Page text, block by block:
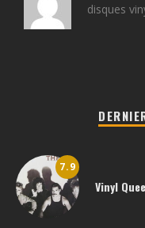
disques
7.9
Vinyl